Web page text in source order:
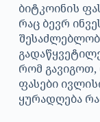
ბიტკოინის
რაც ბევრ
რომ
ფასები
ყურადღება